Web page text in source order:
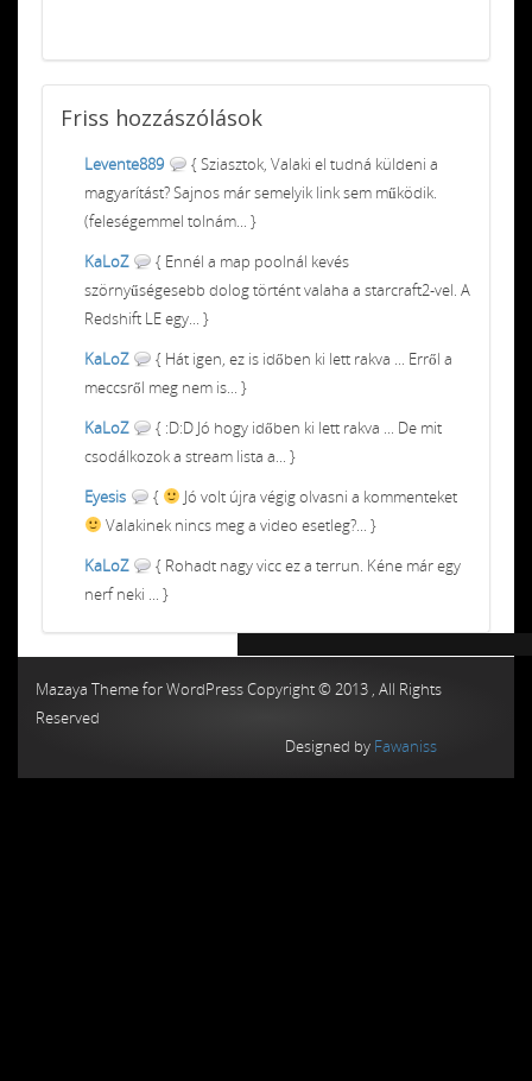
Friss hozzászólások
Levente889
{ Sziasztok, Valaki el tudná küldeni a
magyarítást? Sajnos már semelyik link sem működik.
(feleségemmel tolnám... }
KaLoZ
{ Ennél a map poolnál kevés
szörnyűségesebb dolog történt valaha a starcraft2-vel. A
Redshift LE egy... }
KaLoZ
{ Hát igen, ez is időben ki lett rakva ... Erről a
meccsről meg nem is... }
KaLoZ
{ :D:D Jó hogy időben ki lett rakva ... De mit
csodálkozok a stream lista a... }
Eyesis
{
Jó volt újra végig olvasni a kommenteket
Valakinek nincs meg a video esetleg?... }
KaLoZ
{ Rohadt nagy vicc ez a terrun. Kéne már egy
nerf neki ... }
Mazaya Theme for WordPress Copyright © 2013 , All Rights
Reserved
Designed by Fawaniss